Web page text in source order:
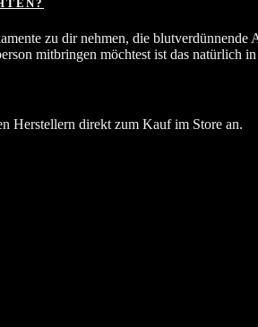
zu dir nehmen, die
mitbringen möchtest ist das natürlich
Herstellern direkt zum Kauf im Store an.